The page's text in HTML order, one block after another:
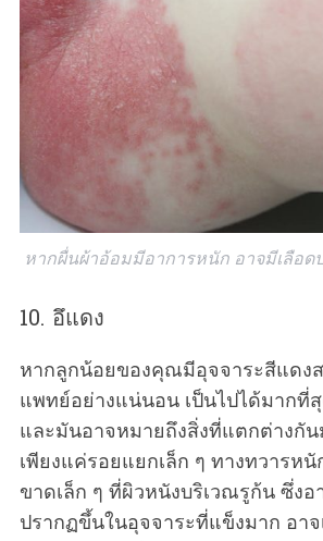
หากผื่นผ้าอ้อมมีอาการหนัก อาจมีเลือด
10. อึแดง
หากลูกน้อยของคุณมีอุจจาระสีแดง
แพทย์อย่างแน่นอน เป็นไปได้มากที่สุ
และมันอาจหมายถึงสิ่งที่แตกต่างกัน
เพียงแค่รอยแยกเล็ก ๆ ทางทวารหนั
ขาดเล็ก ๆ ที่ผิวหนังบริเวณรูก้น ซึ่งอ
ปรากฏขึ้นในอุจจาระที่แข็งมาก อาจ
r
: